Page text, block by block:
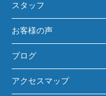
スタッフ
お客様の声
ブログ
アクセスマップ